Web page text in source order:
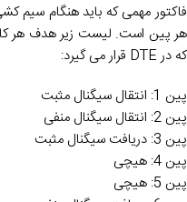
که در DTE قرار می گیرد:
پین 1: انتقال سیگنال مثبت
پین 2: انتقال سیگنال منفی
پین 3: دریافت سیگنال مثبت
پین 4: هیچی
پین 5: هیچی